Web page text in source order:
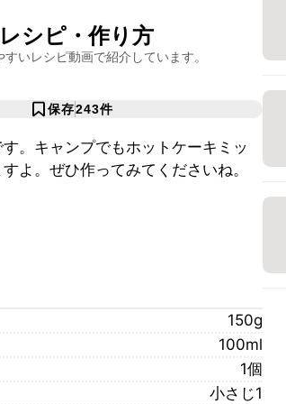
シピ・作り方
いレシピ動画で紹介しています。
保存243件
。キャンプでもホットケーキミッ
よ。ぜひ作ってみてくださいね。
150g
100ml
1個
小さじ1